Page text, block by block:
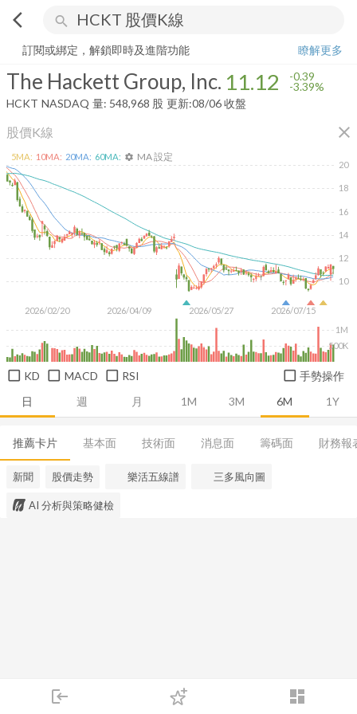
arrow_back_ios search
login dashboard
下單
The Hackett Group, Inc. 11.12 -3.39%
訂閱或綁定，解鎖即時及進階功能
瞭解更多
The Hackett Group, Inc. 11.12 -0.39
-3.39%
HCKT NASDAQ 量: 548,968 股 更新:08/06 收盤
股價K線 close
日 週 月 1M 3M 6M 1Y
2026/02/20 2026/04/09 2026/05/27 2026/07/15
10
12
14
16
18
20
500K
1M
5MA: 10MA: 20MA: 60MA: settings MA 設定
KD MACD RSI 手勢操作
推薦卡片 基本面 技術面 消息面 籌碼面 財務報
新聞 股價走勢 樂活五線譜 三多風向圖
AI 分析與策略健檢